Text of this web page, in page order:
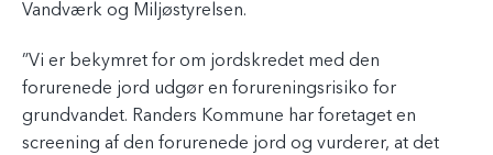
Vandværk og Miljøstyrelsen.
”Vi er bekymret for om jordskredet med den
forurenede jord udgør en forureningsrisiko for
grundvandet. Randers Kommune har foretaget en
screening af den forurenede jord og vurderer, at det